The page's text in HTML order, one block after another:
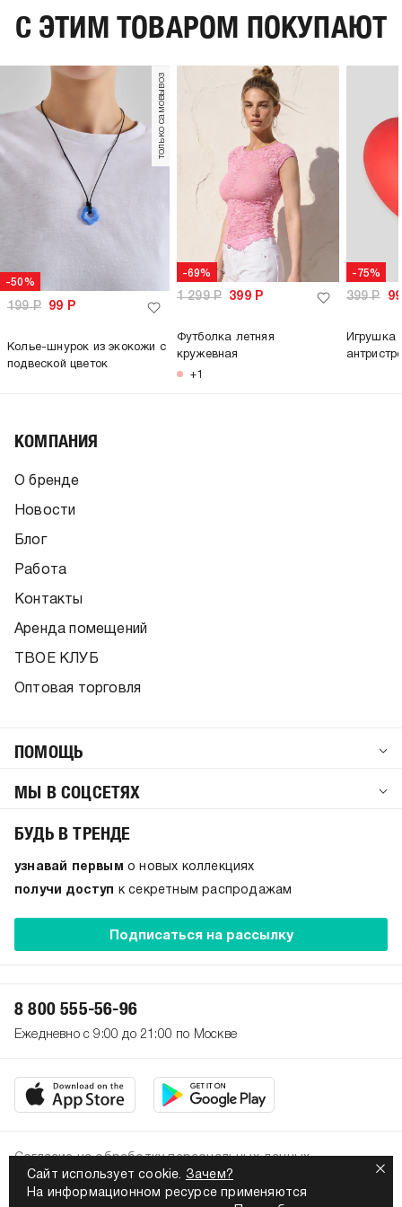
C ЭТИМ ТОВАРОМ ПОКУПАЮТ
-50%
только самовывоз
199Р 99 Р
Колье-шнурок из экокожи с
подвеской цветок
-69%
1 299Р 399Р
Футболка летняя
кружевная
+1
-75%
399Р 99
Игрушка
Сайт использует cookie. Зачем?
На информационном ресурсе применяются
КОМПАНИЯ
О бренде
Новости
Блог
Работа
Контакты
Аренда помещений
ТВОЕ КЛУБ
Оптовая торговля
ПОМОЩЬ
МЫ В СОЦСЕТЯХ
БУДЬ В ТРЕНДЕ
узнавай первым о новых коллекциях
получи доступ
к секретным распродажам
Подписаться на рассылку
8 800 555-56-96
Ежедневно с 9:00 до 21:00 по Москве
Политика конфиденциальности
Согласие на обработку персональных данных